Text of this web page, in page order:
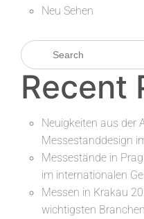
Neu Sehen
Recent
Neuigkeiten aus der
Messestanddesign
Messestände in
im internationalen
Messen in Krakau
wichtigsten